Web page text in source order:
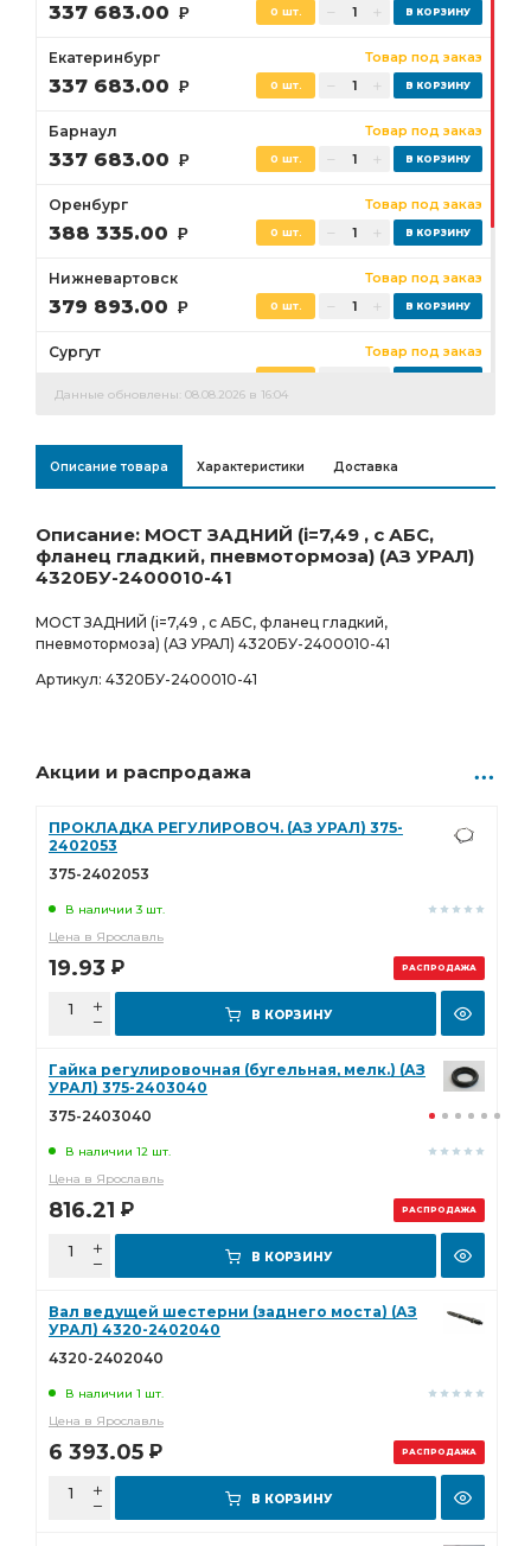
337 683.00 Р 0 шт.
Екатеринбург Товар под заказ
337 683.00 Р 0 шт.
Барнаул Товар под заказ
337 683.00 Р 0 шт.
Оренбург Товар под заказ
388 335.00 Р 0 шт.
Нижневартовск Товар под заказ
379 893.00 Р 0 шт.
Сургут Товар под заказ
337 683.00 Р 0 шт.
Данные обновлены: 08.08.2026 в 16:04
Описание товара Характеристики Доставка
Описание: МОСТ ЗАДНИЙ (i=7,49 , с АБС,
фланец гладкий, пневмотормоза) (АЗ УРАЛ)
4320БУ-2400010-41
МОСТ ЗАДНИЙ (i=7,49 , с АБС, фланец гладкий,
пневмотормоза) (АЗ УРАЛ) 4320БУ-2400010-41
Артикул: 4320БУ-2400010-41
Акции и распродажа
РАСПРОДАЖА
ПРОКЛАДКА РЕГУЛИРОВОЧ. (АЗ УРАЛ) 375-
2402053
375-2402053
В наличии 3 шт.
Цена в Ярославль
19.93 Р
В КОРЗИНУ
РАСПРОДАЖА
Гайка регулировочная (бугельная, мелк.) (АЗ
УРАЛ) 375-2403040
375-2403040
В наличии 12 шт.
Цена в Ярославль
816.21 Р
В КОРЗИНУ
РАСПРОДАЖА
Вал ведущей шестерни (заднего моста) (АЗ
УРАЛ) 4320-2402040
4320-2402040
В наличии 1 шт.
Цена в Ярославль
6 393.05 Р
В КОРЗИНУ